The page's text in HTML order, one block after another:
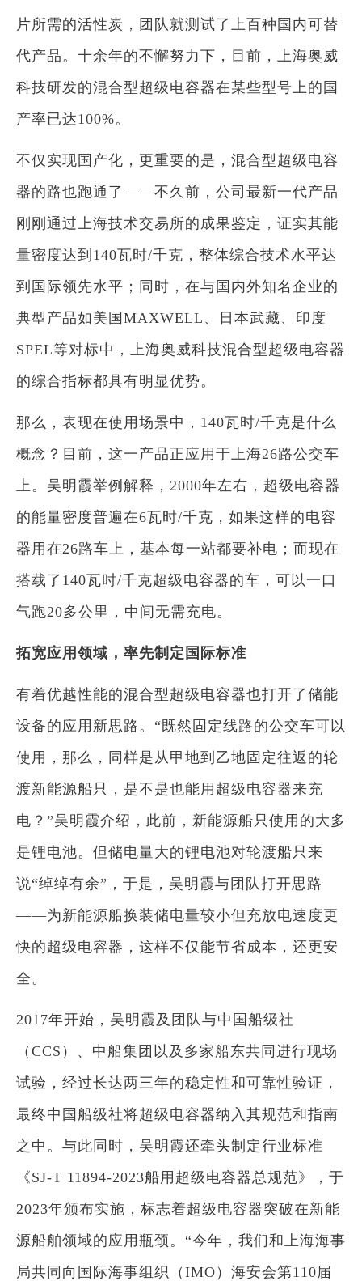
片所需的活性炭，团队就测试了上百种国内可替
代产品。十余年的不懈努力下，目前，上海奥威
科技研发的混合型超级电容器在某些型号上的国
产率已达100%。
不仅实现国产化，更重要的是，混合型超级电容
器的路也跑通了——不久前，公司最新一代产品
刚刚通过上海技术交易所的成果鉴定，证实其能
量密度达到140瓦时/千克，整体综合技术水平达
到国际领先水平；同时，在与国内外知名企业的
典型产品如美国MAXWELL、日本武藏、印度
SPEL等对标中，上海奥威科技混合型超级电容器
的综合指标都具有明显优势。
那么，表现在使用场景中，140瓦时/千克是什么
概念？目前，这一产品正应用于上海26路公交车
上。吴明霞举例解释，2000年左右，超级电容器
的能量密度普遍在6瓦时/千克，如果这样的电容
器用在26路车上，基本每一站都要补电；而现在
搭载了140瓦时/千克超级电容器的车，可以一口
气跑20多公里，中间无需充电。
拓宽应用领域，率先制定国际标准
有着优越性能的混合型超级电容器也打开了储能
设备的应用新思路。“既然固定线路的公交车可以
使用，那么，同样是从甲地到乙地固定往返的轮
渡新能源船只，是不是也能用超级电容器来充
电？”吴明霞介绍，此前，新能源船只使用的大多
是锂电池。但储电量大的锂电池对轮渡船只来
说“绰绰有余”，于是，吴明霞与团队打开思路
——为新能源船换装储电量较小但充放电速度更
快的超级电容器，这样不仅能节省成本，还更安
全。
2017年开始，吴明霞及团队与中国船级社
（CCS）、中船集团以及多家船东共同进行现场
试验，经过长达两三年的稳定性和可靠性验证，
最终中国船级社将超级电容器纳入其规范和指南
之中。与此同时，吴明霞还牵头制定行业标准
《SJ-T 11894-2023船用超级电容器总规范》，于
2023年颁布实施，标志着超级电容器突破在新能
源船舶领域的应用瓶颈。“今年，我们和上海海事
局共同向国际海事组织（IMO）海安会第110届